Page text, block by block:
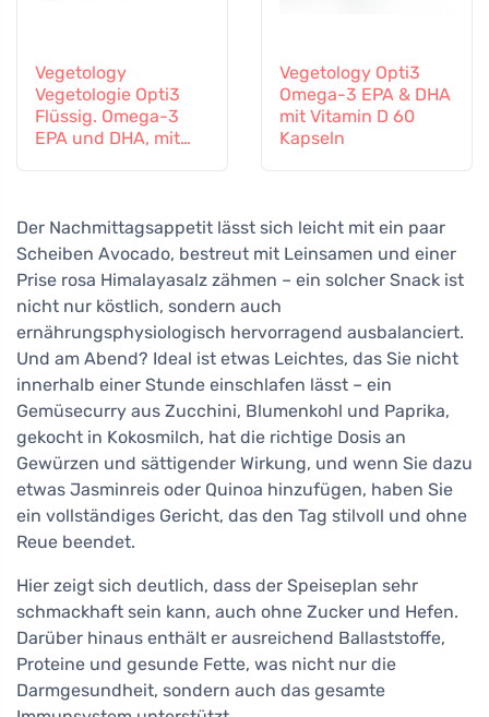
Vegetology
Vegetologie Opti3
Flüssig. Omega-3
EPA und DHA, mit
Vegetology Opti3
Omega-3 EPA & DHA
mit Vitamin D 60
Kapseln
Der Nachmittagsappetit lässt sich leicht mit ein paar
Scheiben Avocado, bestreut mit Leinsamen und einer
Prise rosa Himalayasalz zähmen – ein solcher Snack ist
nicht nur köstlich, sondern auch
ernährungsphysiologisch hervorragend ausbalanciert.
Und am Abend? Ideal ist etwas Leichtes, das Sie nicht
innerhalb einer Stunde einschlafen lässt – ein
Gemüsecurry aus Zucchini, Blumenkohl und Paprika,
gekocht in Kokosmilch, hat die richtige Dosis an
Gewürzen und sättigender Wirkung, und wenn Sie dazu
etwas Jasminreis oder Quinoa hinzufügen, haben Sie
ein vollständiges Gericht, das den Tag stilvoll und ohne
Reue beendet.
Hier zeigt sich deutlich, dass der Speiseplan sehr
schmackhaft sein kann, auch ohne Zucker und Hefen.
Darüber hinaus enthält er ausreichend Ballaststoffe,
Proteine und gesunde Fette, was nicht nur die
Darmgesundheit, sondern auch das gesamte